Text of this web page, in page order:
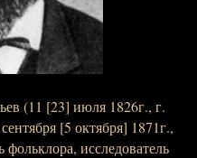
(11 [23] июля 1826г., г.
[5 октября] 1871г.,
исследователь